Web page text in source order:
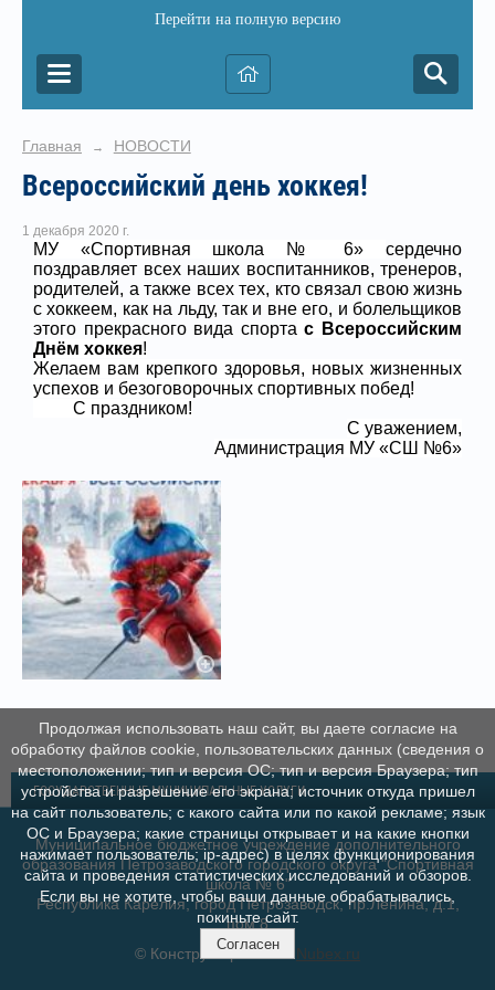
Перейти на полную версию
Главная → НОВОСТИ
Всероссийский день хоккея!
1 декабря 2020 г.
МУ «Спортивная школа № 6» сердечно
поздравляет всех наших воспитанников, тренеров,
родителей, а также всех тех, кто связал свою жизнь
с хоккеем, как на льду, так и вне его, и болельщиков
этого прекрасного вида спорта с Всероссийским
Днём хоккея!
Желаем вам крепкого здоровья, новых жизненных
успехов и безоговорочных спортивных побед!
С праздником!
С уважением,
Администрация МУ «СШ №6»
ГОСУДАРСТВЕННЫЕ МУНИЦИПАЛЬНЫЕ УСЛУГИ
Муниципальное бюджетное учреждение дополнительного
образования Петрозаводского городского округа "Спортивная
школа № 6"
Республика Карелия, город Петрозаводск, пр.Ленина, д.1,
пом.8
© Конструктор сайтов Nubex.ru
Продолжая использовать наш сайт, вы даете согласие на
обработку файлов cookie, пользовательских данных (сведения о
местоположении; тип и версия ОС; тип и версия Браузера; тип
устройства и разрешение его экрана; источник откуда пришел
на сайт пользователь; с какого сайта или по какой рекламе; язык
ОС и Браузера; какие страницы открывает и на какие кнопки
нажимает пользователь; ip-адрес) в целях функционирования
сайта и проведения статистических исследований и обзоров.
Если вы не хотите, чтобы ваши данные обрабатывались,
покиньте сайт.
Согласен